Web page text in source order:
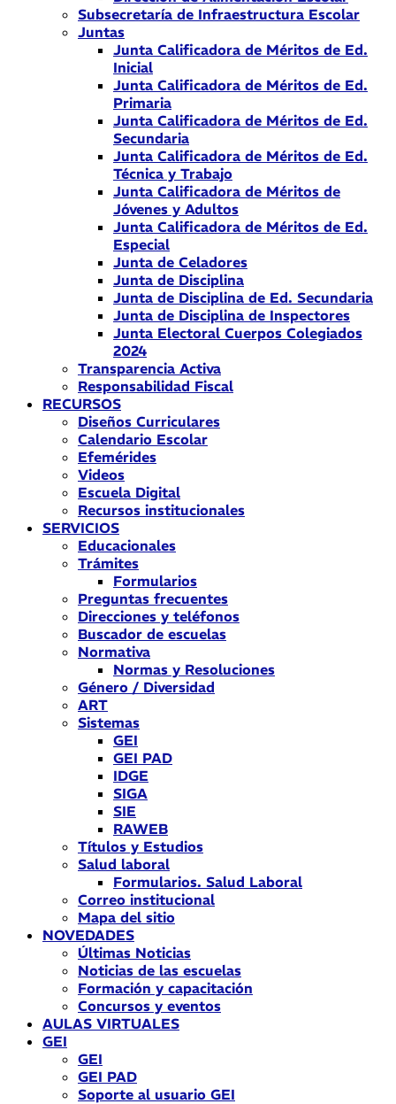
Subsecretaría de Infraestructura Escolar
Juntas
Junta Calificadora de Méritos de Ed.
Inicial
Junta Calificadora de Méritos de Ed.
Primaria
Junta Calificadora de Méritos de Ed.
Secundaria
Junta Calificadora de Méritos de Ed.
Técnica y Trabajo
Junta Calificadora de Méritos de
Jóvenes y Adultos
Junta Calificadora de Méritos de Ed.
Especial
Junta de Celadores
Junta de Disciplina
Junta de Disciplina de Ed. Secundaria
Junta de Disciplina de Inspectores
Junta Electoral Cuerpos Colegiados
2024
Transparencia Activa
Responsabilidad Fiscal
RECURSOS
Diseños Curriculares
Calendario Escolar
Efemérides
Videos
Escuela Digital
Recursos institucionales
SERVICIOS
Educacionales
Trámites
Formularios
Preguntas frecuentes
Direcciones y teléfonos
Buscador de escuelas
Normativa
Normas y Resoluciones
Género / Diversidad
ART
Sistemas
GEI
GEI PAD
IDGE
SIGA
SIE
RAWEB
Títulos y Estudios
Salud laboral
Formularios. Salud Laboral
Correo institucional
Mapa del sitio
NOVEDADES
Últimas Noticias
Noticias de las escuelas
Formación y capacitación
Concursos y eventos
AULAS VIRTUALES
GEI
GEI
GEI PAD
Soporte al usuario GEI